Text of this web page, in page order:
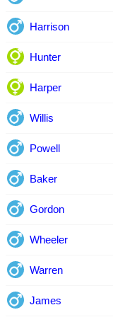
Harrison
Hunter
Harper
Willis
Powell
Baker
Gordon
Wheeler
Warren
James